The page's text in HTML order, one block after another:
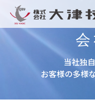
当社独
お客様の多様